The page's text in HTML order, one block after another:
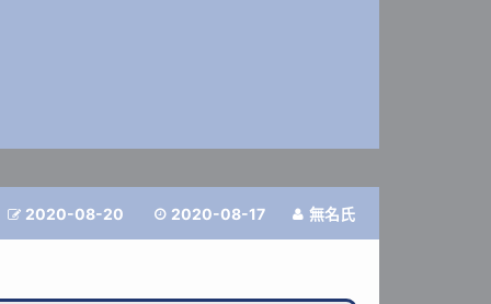
 2020-08-20  2020-08-17  無名氏